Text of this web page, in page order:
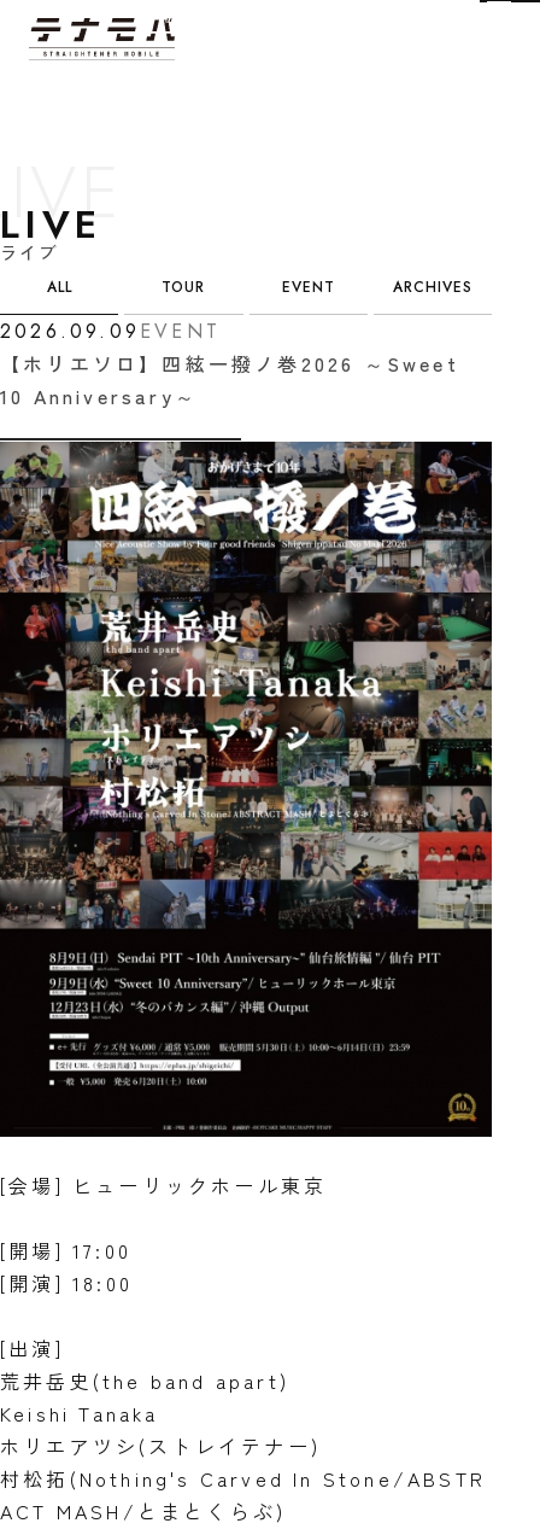
LIVE
ライブ
カテゴリ選択
ALL TOUR EVENT ARCHIVES
2026.09.09 EVENT
【ホリエソロ】四絃一撥ノ巻2026 ～Sweet
10 Anniversary～
[会場] ヒューリックホール東京
[開場] 17:00
[開演] 18:00
[出演]
荒井岳史(the band apart)
Keishi Tanaka
ホリエアツシ(ストレイテナー)
村松拓(Nothing's Carved In Stone/ABSTR
ACT MASH/とまとくらぶ)